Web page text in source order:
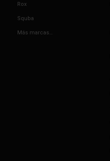
Rox
Squba
Más marcas…